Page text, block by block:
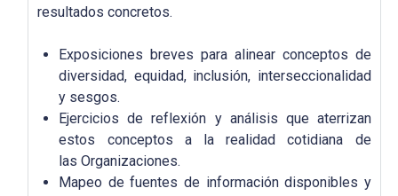
resultados concretos.
Exposiciones breves para alinear conceptos de
diversidad, equidad, inclusión, interseccionalidad
y sesgos.
Ejercicios de reflexión y análisis que aterrizan
estos conceptos a la realidad cotidiana de
las Organizaciones.
Mapeo de fuentes de información disponibles y